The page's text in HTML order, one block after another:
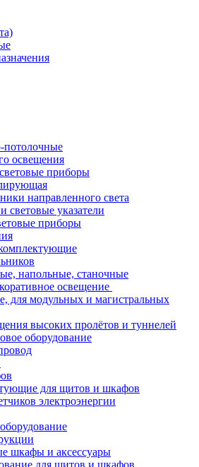
потолочные
освещения
приборы
направленного света
световые указатели
приборы
напольные, станочные
освещение
для модульных и магистральных
высоких пролётов и туннелей
оборудование
для щитов и шкафов
электроэнергии
шкафы и аксессуары
для щитов и шкафов